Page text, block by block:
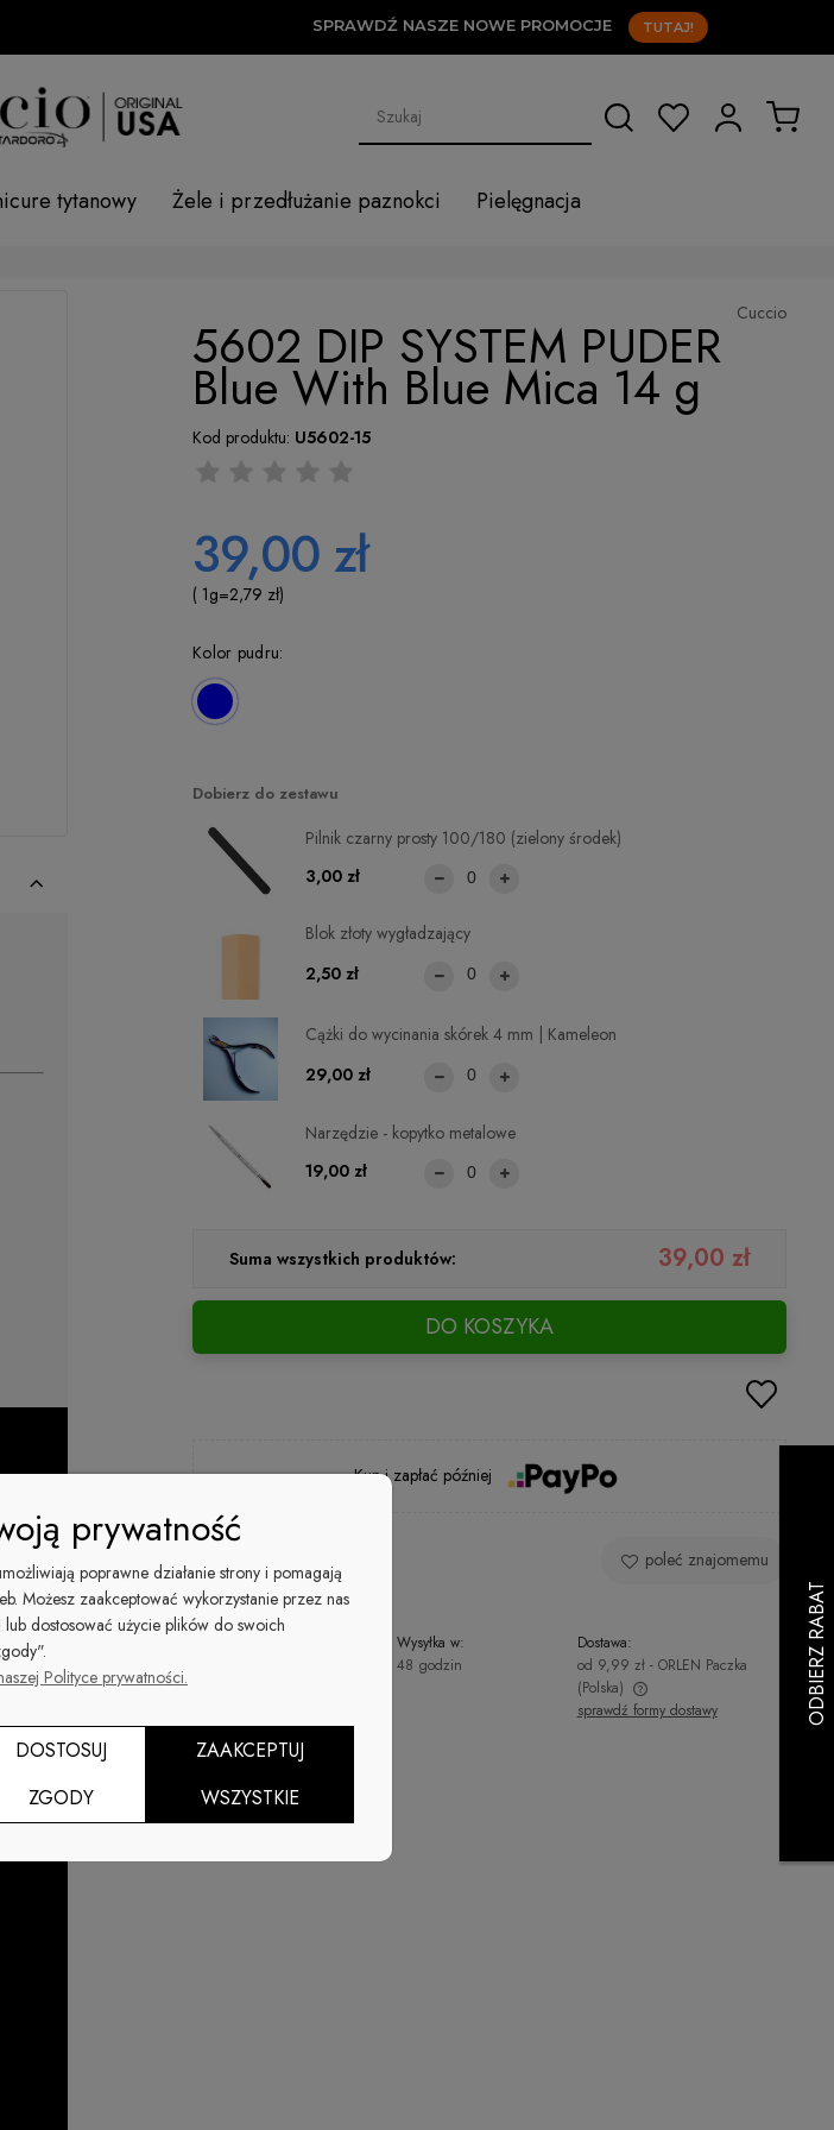
SPRAWDŹ NASZE NOWE PROMOCJE TUTAJ!
tytanowy Żele i przedłużanie paznokci
Pielęgnacja
Cuccio
5602 DIP SYSTEM PUDER
Blue With Blue Mica 14 g
Kod produktu: U5602-15
39,00 zł
( 1g=2,79 zł)
Kolor pudru:
Dobierz do zestawu
Narzędzie - kopytko metalowe
19,00 zł
Blok złoty wygładzający
2,50 zł
Pilnik czarny prosty 100/180 (zielony środek)
3,00 zł
Cążki do wycinania skórek 4 mm | Kameleon
29,00 zł
Suma wszystkich produktów: 39,00 zł
DO KOSZYKA
Kup i zapłać później
poleć znajomemu
Wysyłka w:
48 godzin
Dostawa:
od 9,99 zł - ORLEN Paczka
(Polska)
sprawdź formy dostawy
prywatność
poprawne działanie strony i pomagają
Możesz zaakceptować wykorzystanie przez nas
dostosować użycie plików do swoich
Polityce prywatności.
DOSTOSUJ
ZGODY
ZAAKCEPTUJ
WSZYSTKIE